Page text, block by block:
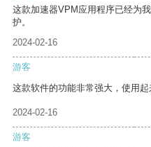
这款加速器VPM应用程序已经为
护。
2024-02-16
游客
这款软件的功能非常强大，使用起
2024-02-16
游客